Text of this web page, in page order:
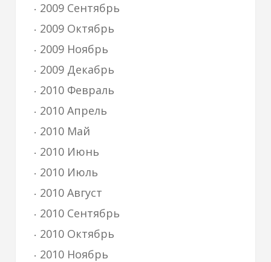
2009 Сентябрь
2009 Октябрь
2009 Ноябрь
2009 Декабрь
2010 Февраль
2010 Апрель
2010 Май
2010 Июнь
2010 Июль
2010 Август
2010 Сентябрь
2010 Октябрь
2010 Ноябрь